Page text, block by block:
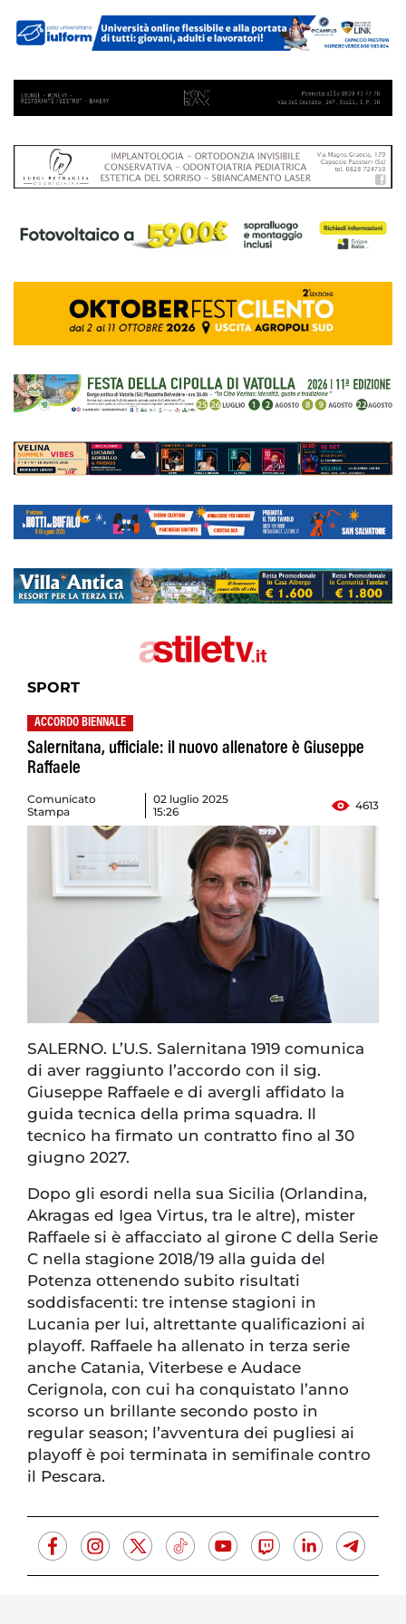
SPORT
ACCORDO BIENNALE
Salernitana, ufficiale: il nuovo allenatore è Giuseppe
Raffaele
Comunicato
Stampa
02 luglio 2025
15:26
4613
SALERNO. L’U.S. Salernitana 1919 comunica
di aver raggiunto l’accordo con il sig.
Giuseppe Raffaele e di avergli affidato la
guida tecnica della prima squadra. Il
tecnico ha firmato un contratto fino al 30
giugno 2027.
Dopo gli esordi nella sua Sicilia (Orlandina,
Akragas ed Igea Virtus, tra le altre), mister
Raffaele si è affacciato al girone C della Serie
C nella stagione 2018/19 alla guida del
Potenza ottenendo subito risultati
soddisfacenti: tre intense stagioni in
Lucania per lui, altrettante qualificazioni ai
playoff. Raffaele ha allenato in terza serie
anche Catania, Viterbese e Audace
Cerignola, con cui ha conquistato l’anno
scorso un brillante secondo posto in
regular season; l’avventura dei pugliesi ai
playoff è poi terminata in semifinale contro
il Pescara.